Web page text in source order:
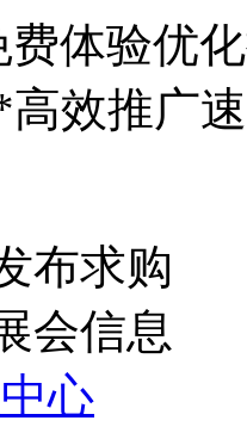
体验优
效推广
布求购
会信息
心